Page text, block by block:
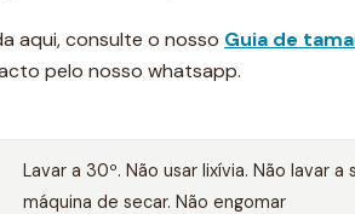
aqui, consulte o nosso Guia de
pelo nosso whatsapp.
Lavar a 30º. Não usar lixívia. Não lavar a
máquina de secar. Não engomar